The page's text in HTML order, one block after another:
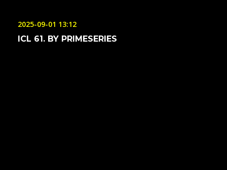
2025-09-01 13:12
ICL 61. BY PRIMESERIES